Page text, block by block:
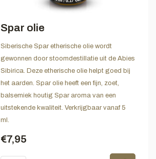
Spar olie
Siberische Spar etherische olie wordt
gewonnen door stoomdestillatie uit de Abies
Sibirica. Deze etherische olie helpt goed bij
het aarden. Spar olie heeft een fijn, zoet,
balsemiek houtig Spar aroma van een
uitstekende kwaliteit. Verkrijgbaar vanaf 5
ml.
€7,95